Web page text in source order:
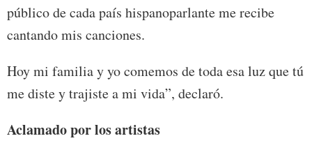
público de cada país hispanoparlante me recibe
cantando mis canciones.
Hoy mi familia y yo comemos de toda esa luz que tú
me diste y trajiste a mi vida”, declaró.
Aclamado por los artistas